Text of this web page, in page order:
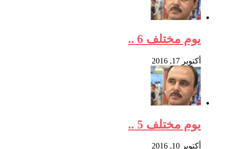
يوم مختلف 6 ..
أكتوبر 17, 2016
يوم مختلف 5 ..
أكتوبر 10, 2016